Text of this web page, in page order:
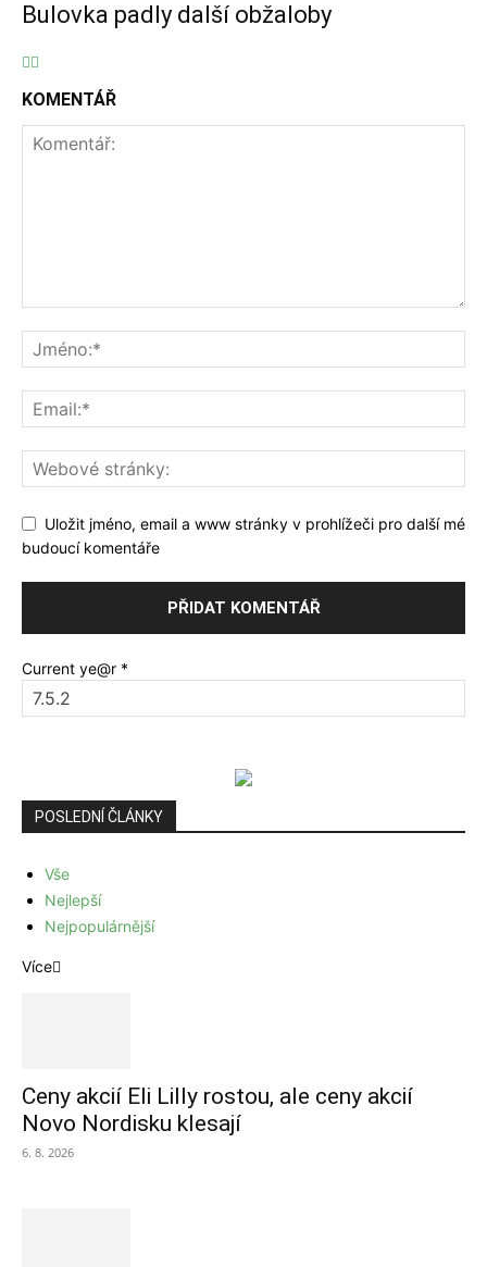
Bulovka padly další obžaloby
KOMENTÁŘ
Uložit jméno, email a www stránky v prohlížeči pro další mé
budoucí komentáře
Current ye@r *
POSLEDNÍ ČLÁNKY
Vše
Nejlepší
Nejpopulárnější
Více
Ceny akcií Eli Lilly rostou, ale ceny akcií
Novo Nordisku klesají
6. 8. 2026